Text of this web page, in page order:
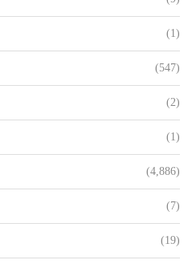
(1)
(547)
(2)
(1)
(4,886)
(7)
(19)